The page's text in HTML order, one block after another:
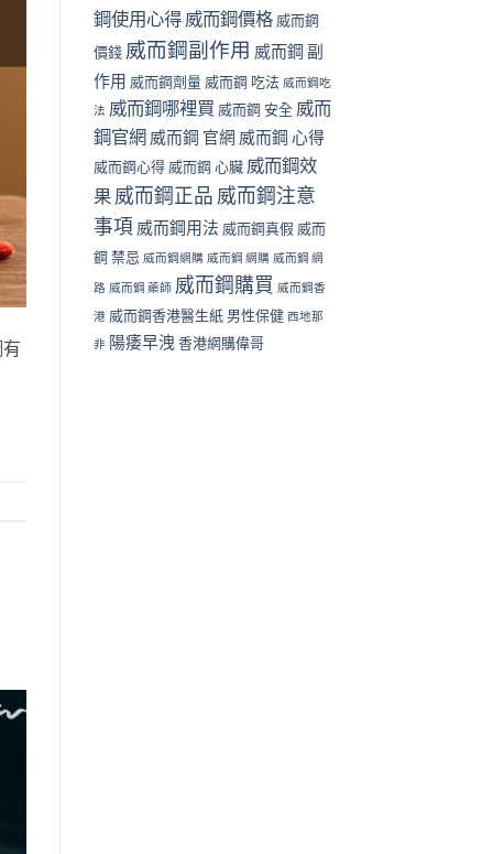
鋼使用心得 威而鋼價格 威而鋼
價錢 威而鋼副作用 威而鋼 副
作用 威而鋼劑量 威而鋼 吃法 威而鋼吃
法 威而鋼哪裡買 威而鋼 安全 威而
鋼官網 威而鋼 官網 威而鋼 心得
威而鋼心得 威而鋼 心臟 威而鋼效
果 威而鋼正品 威而鋼注意
事項 威而鋼用法 威而鋼真假 威而
鋼 禁忌 威而鋼網購 威而鋼 網購 威而鋼 網
路 威而鋼 藥師 威而鋼購買 威而鋼香
港 威而鋼香港醫生紙 男性保健 西地那
非 陽痿早洩 香港網購偉哥